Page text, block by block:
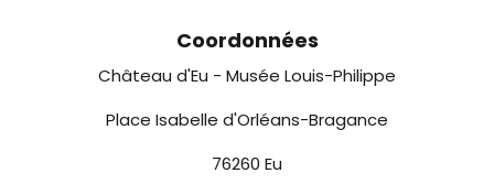
Coordonnées
Château d'Eu - Musée Louis-Philippe
Place Isabelle d'Orléans-Bragance
76260 Eu